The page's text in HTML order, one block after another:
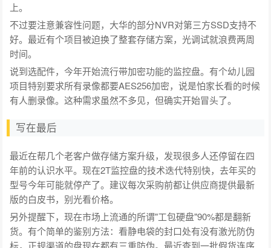
上。
不过要注意兼容性问题，大华的部分NVR对第三方SSD支持不
好。最近有个项目被迫换了整套存储方案，光调试就浪费两周
时间。
说到选配件，今年开始流行带加密功能的监控盘。有个幼儿园
项目特别要求所有录像都要AES256加密，说是怕家长看的时候
有人删录像。这种需求虽然不多见，但确实开始冒头了。
写在最后
最近在帮几个老客户做存储方案升级，发现很多人还停留在四
年前的认识水平。现在2T监控盘的技术迭代特别快，去年买的
型号今年可能就停产了。建议每次采购前都让供应商提供最新
版的白皮书，别光看价格。
另外提醒下，现在市场上流通的所谓"工包硬盘"90%都是翻新
货。有个简单的鉴别方法：看静电袋的封口处有没有激光防伪